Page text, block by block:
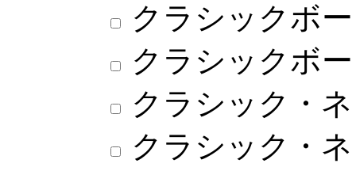
クラシックボ
クラシックボ
クラシック・
クラシック・